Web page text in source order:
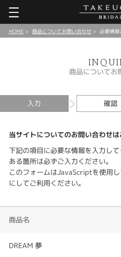
HOME 商品についてお問い合わせ 必要情報
商品についてお
入力 確認
当サイトについてのお問い合わせ
下記の項目に必要な情報を入力し
ある箇所は必ずご入力ください。
このフォームはJavaScriptを使用
にしてご利用ください。
商品名
DREAM 夢